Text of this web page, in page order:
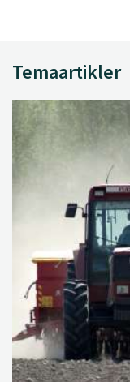
Temaartikler